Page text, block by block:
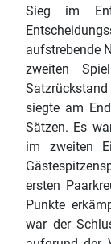
Sieg im
aufstrebende
zweiten
siegte am
Sätzen. Es
im zweiten
ersten
Punkte
war der